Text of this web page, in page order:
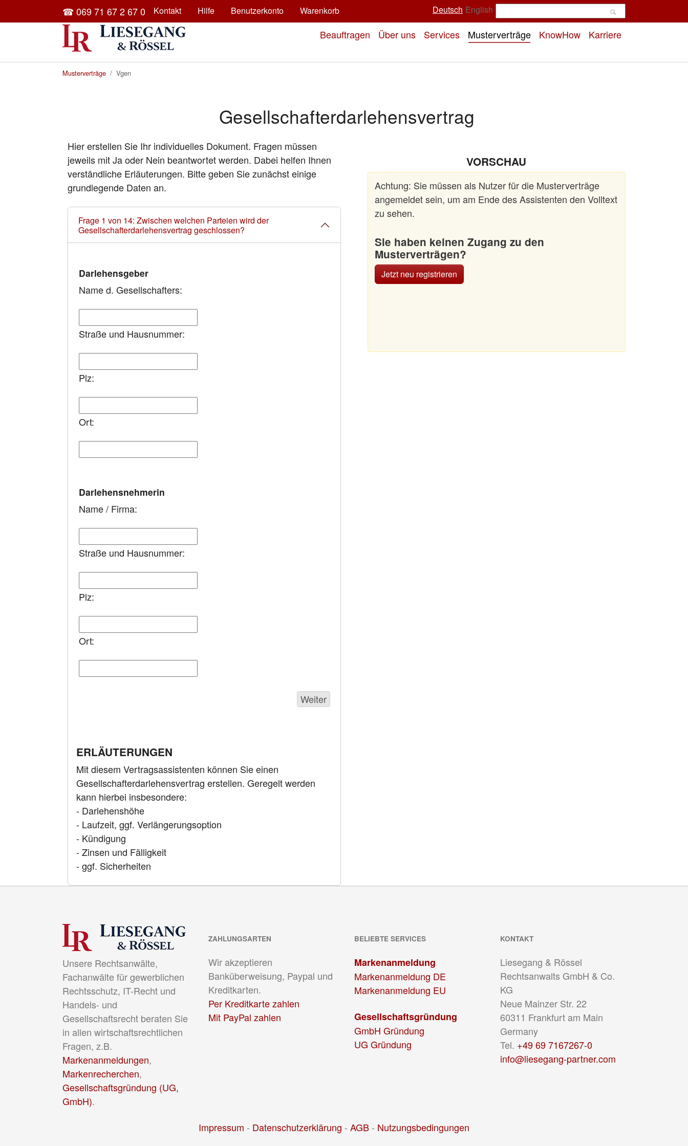
Skip to main content☎ 069 71 67 2 67 0 Kontakt Hilfe Benutzerkonto Warenkorb Deutsch English
Beauftragen Über uns Services Musterverträge KnowHow Karriere
You are here:
Musterverträge Vgen
Gesellschafterdarlehensvertrag
Hier erstellen Sie Ihr individuelles Dokument. Fragen müssen
jeweils mit Ja oder Nein beantwortet werden. Dabei helfen Ihnen
verständliche Erläuterungen. Bitte geben Sie zunächst einige
grundlegende Daten an.
Frage 1 von 14: Zwischen welchen Parteien wird der
Gesellschafterdarlehensvertrag geschlossen?
Darlehensgeber
Name d. Gesellschafters:
Straße und Hausnummer:
Plz:
Ort:
Darlehensnehmerin
Name / Firma:
Straße und Hausnummer:
Plz:
Ort:
ERLÄUTERUNGEN
Mit diesem Vertragsassistenten können Sie einen
Gesellschafterdarlehensvertrag erstellen. Geregelt werden
kann hierbei insbesondere:
- Darlehenshöhe
- Laufzeit, ggf. Verlängerungsoption
- Kündigung
- Zinsen und Fälligkeit
- ggf. Sicherheiten
VORSCHAU
Achtung: Sie müssen als Nutzer für die Musterverträge
angemeldet sein, um am Ende des Assistenten den Volltext
zu sehen.
Sie haben keinen Zugang zu den
Musterverträgen?
Jetzt neu registrieren
Unsere Rechtsanwälte,
Fachanwälte für gewerblichen
Rechtsschutz, IT-Recht und
Handels- und
Gesellschaftsrecht beraten Sie
in allen wirtschaftsrechtlichen
Fragen, z.B.
Markenanmeldungen,
Markenrecherchen,
Gesellschaftsgründung (UG,
GmbH).
ZAHLUNGSARTEN
Wir akzeptieren
Banküberweisung, Paypal und
Kreditkarten.
Per Kreditkarte zahlen
Mit PayPal zahlen
BELIEBTE SERVICES
Markenanmeldung
Markenanmeldung DE
Markenanmeldung EU
Gesellschaftsgründung
GmbH Gründung
UG Gründung
KONTAKT
Liesegang & Rössel
Rechtsanwalts GmbH & Co.
KG
Neue Mainzer Str. 22
60311 Frankfurt am Main
Germany
Tel. +49 69 7167267-0
info@liesegang-partner.com
Impressum - Datenschutzerklärung - AGB- Nutzungsbedingungen